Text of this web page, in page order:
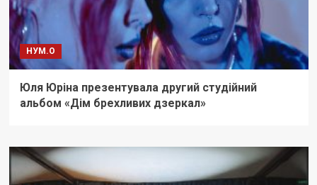
НУМ.О
Юля Юріна презентувала другий студійний
альбом «Дім брехливих дзеркал»